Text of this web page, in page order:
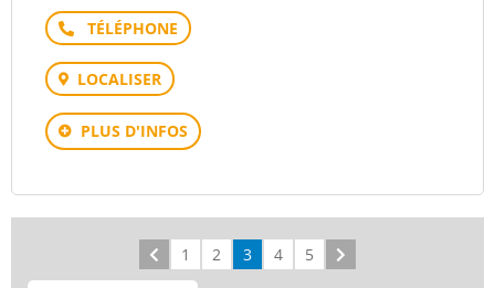
Téléphone
LOCALISER
PLUS D'INFOS
Précédent
1 2 3 4 5